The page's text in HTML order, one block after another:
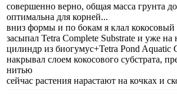
совершенно верно, общая масса грунта
оптимальна для корней...
вниз формы и по бокам я клал кокосовый
засыпал Tetra Complete Substrate и уже на
цилиндр из биогумус+Tetra Pond Aquatic
накрывал слоем кокосового субстрата,
нитью
сейчас растения нарастают на кочках и